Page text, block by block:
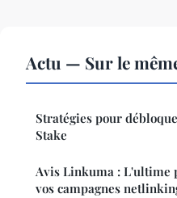
Actu — Sur le
Stratégies pour
Stake
Avis Linkuma : L'ultime
vos campagnes